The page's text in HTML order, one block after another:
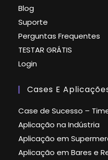
Blog
Suporte
Perguntas Frequentes
TESTAR GRÁTIS
Login
Cases E
Case de Sucesso –
Aplicação na Indústria
Aplicação em
Aplicação em Bares e